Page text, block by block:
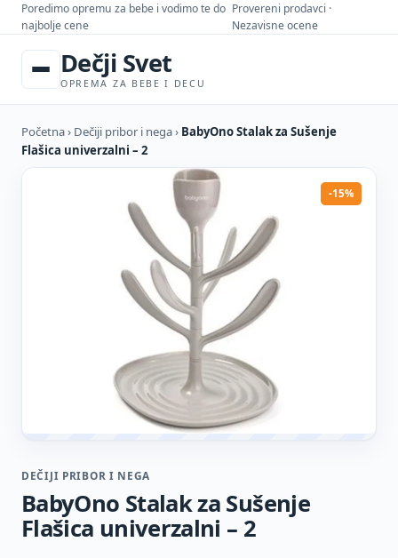
Poredimo opremu za bebe i vodimo te do
najbolje cene
Provereni prodavci ·
Nezavisne ocene
Dečji Svet
OPREMA ZA BEBE I DECU
Početna› Dečiji pribor i nega› BabyOno Stalak za Sušenje
Flašica univerzalni – 2
-15%
DEČIJI PRIBOR I NEGA
BabyOno Stalak za Sušenje
Flašica univerzalni – 2